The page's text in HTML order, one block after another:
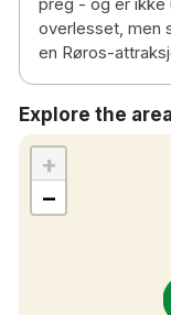
overlesset, men
en Røros-
Explore the area
+
−